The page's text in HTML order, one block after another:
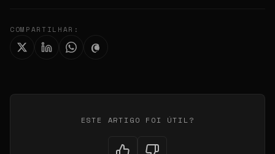
COMPARTILHAR:
ESTE ARTIGO FOI ÚTIL?